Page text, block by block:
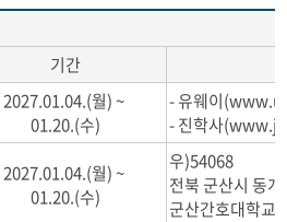
기간
2027.01.04.(월) ~
01.20.(수)
- 유웨이
- 진학사
2027.01.04.(월) ~
01.20.(수)
우)54068
전북 군산시 동
군산간호대학교